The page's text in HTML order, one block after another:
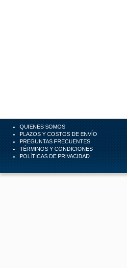
QUIENES SOMOS
PLAZOS Y COSTOS DE ENVÍO
PREGUNTAS FRECUENTES
TÉRMINOS Y CONDICIONES
POLÍTICAS DE PRIVACIDAD